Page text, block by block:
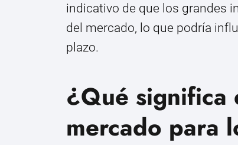
indicativo de que los grandes
del mercado, lo que podría
plazo.
¿Qué significa
mercado para